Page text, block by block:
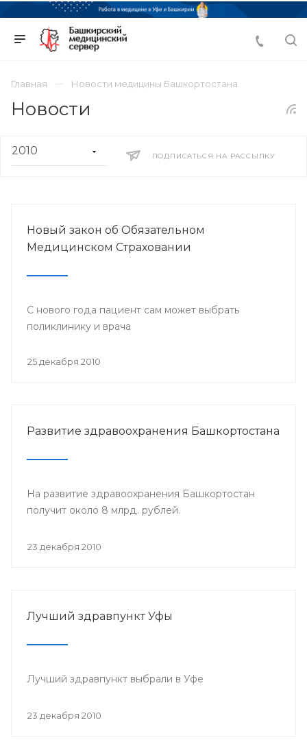
Главная Новости медицины Башкортостана
Новости
ПОДПИСАТЬСЯ НА РАССЫЛКУ
Новый закон об Обязательном
Медицинском Страховании
С нового года пациент сам может выбрать
поликлинику и врача
25 декабря 2010
Развитие здравоохранения Башкортостана
На развитие здравоохранения Башкортостан
получит около 8 млрд. рублей.
23 декабря 2010
Лучший здравпункт Уфы
Лучший здравпункт выбрали в Уфе
23 декабря 2010